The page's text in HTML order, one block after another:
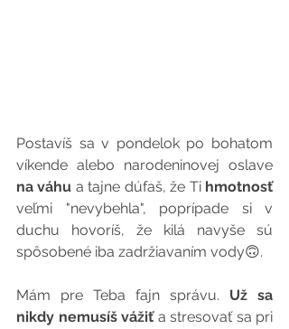
Postavíš sa v pondelok po bohatom
na váhu a tajne dúfaš, že Ti hmotnosť
veľmi "nevybehla", poprípade si v
duchu hovoríš, že kilá navyše sú
spôsobené iba zadržiavaním vody🙃.
Mám pre Teba fajn správu. Už sa
nikdy nemusíš vážiť a stresovať sa pri